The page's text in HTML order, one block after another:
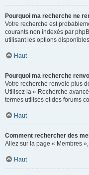
Pourquoi ma recherche ne
Votre recherche est
courants non indexés par
utilisant les options
Haut
Pourquoi ma recherche
Votre recherche renvoie plus
Utilisez la « Recherche
termes utilisés et des forums
Haut
Comment rechercher des
Allez sur la page « Membres
Haut